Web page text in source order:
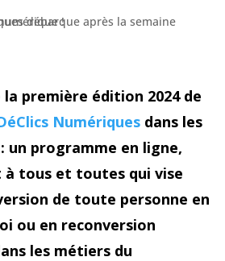
la première édition 2024 de
Numériques dans les
un programme en ligne,
tous et toutes qui vise
de toute personne en
ou en reconversion
les métiers du